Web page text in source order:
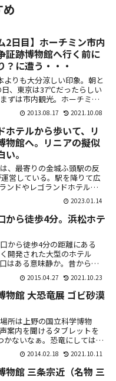
2日目】ホーチミン市内
証跡博物館へ行く前に
？に遭う・・・
りも大分涼しい印象。朝と
、東京は37℃だったらしい
ずは市内観光。ホーチミン
2013.08.17 2021.10.08
ホテルから歩いて、リ
物館へ。リニアの擬似
。
、最寄りの金城ふ頭駅の反
営している。駅を降りて広
ンドやレゴランドホテルか
2023.01.14
から徒歩4分。浜松ホテ
から徒歩4分の距離にある
開発された大型のホテル
はある意味静か。昔からあ
2015.04.27 2021.10.23
物館 大恐竜展 ゴビ砂漠
所は上野の国立科学博物
案内を聞けるタブレットを
ないなぁ。恐竜にしてはず
2014.02.18 2021.10.11
物館 三条宗近（名物 三